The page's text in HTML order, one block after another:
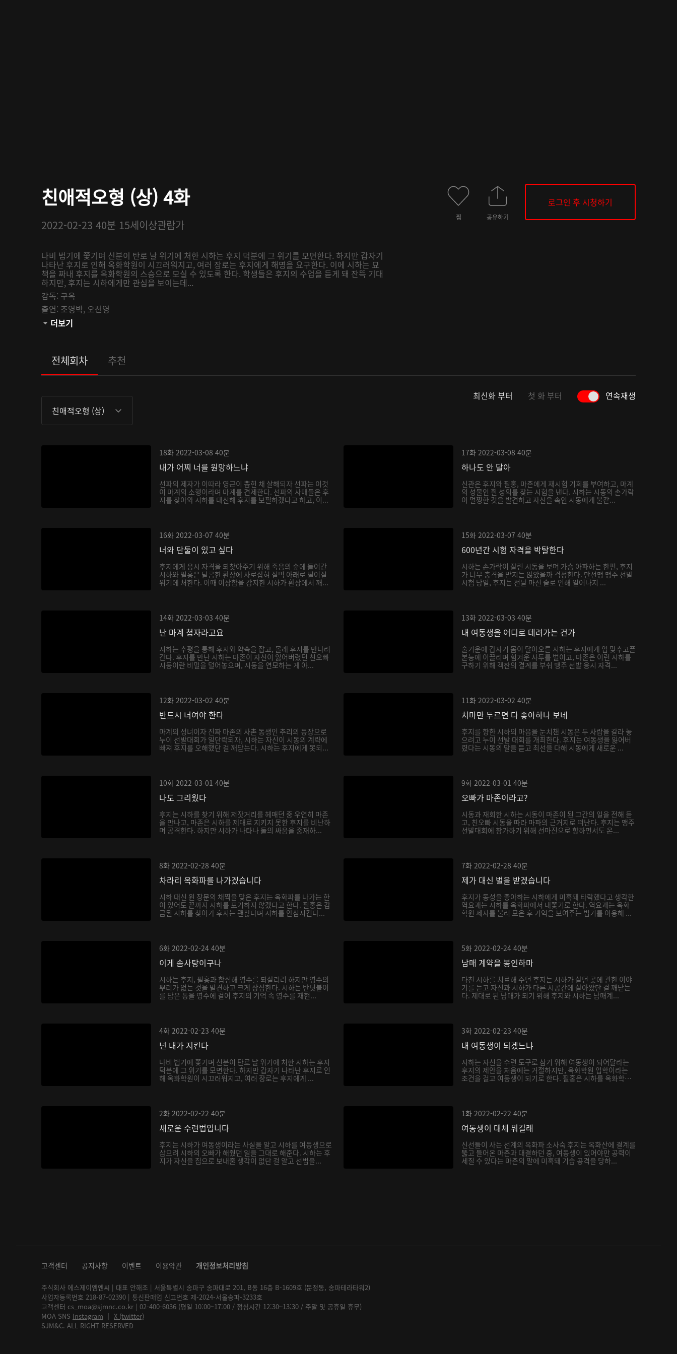
친애적오형 (상) 4화
2022-02-23 40분 15세이상관람가
나비 법기에 쫓기며 신분이 탄로 날 위기에 처한 시하는 후지 덕분에 그 위기를 모면한다. 하지만 갑자기
나타난 후지로 인해 옥화학원이 시끄러워지고, 여러 장로는 후지에게 해명을 요구한다. 이에 시하는 묘
책을 짜내 후지를 옥화학원의 스승으로 모실 수 있도록 한다. 학생들은 후지의 수업을 듣게 돼 잔뜩 기대
하지만, 후지는 시하에게만 관심을 보이는데...
감독: 구옥
출연: 조영박, 오천영
관람등급:
더보기
찜 공유하기
로그인 후 시청하기
전체회차 추천
친애적오형 (상)
최신화 부터 첫 화 부터 연속재생
18화 2022-03-08 40분
내가 어찌 너를 원망하느냐
선파의 제자가 이따라 영근이 뽑힌 채 살해되자 선파는 이것
이 마계의 소행이라며 마계를 견제한다. 선파의 사매들은 후
지를 찾아와 시하를 대신해 후지를 보필하겠다고 하고, 이...
17화 2022-03-08 40분
하나도 안 달아
신관은 후지와 필홍, 마존에게 재시험 기회를 부여하고, 마계
의 성물인 흰 성의를 찾는 시험을 낸다. 시하는 시동의 손가락
이 멀쩡한 것을 발견하고 자신을 속인 시동에게 불같...
16화 2022-03-07 40분
너와 단둘이 있고 싶다
후지에게 응시 자격을 되찾아주기 위해 죽음의 숲에 들어간
시하와 필홍은 달콤한 환상에 사로잡혀 절벽 아래로 떨어질
위기에 처한다. 이때 이상함을 감지한 시하가 환상에서 깨...
15화 2022-03-07 40분
600년간 시험 자격을 박탈한다
시하는 손가락이 잘린 시동을 보며 가슴 아파하는 한편, 후지
가 너무 충격을 받지는 않았을까 걱정한다. 만선맹 맹주 선발
시험 당일, 후지는 전날 마신 술로 인해 일어나지 ...
14화 2022-03-03 40분
난 마계 첩자라고요
시하는 추평을 통해 후지와 약속을 잡고, 몰래 후지를 만나러
간다. 후지를 만난 시하는 마존이 자신이 잃어버렸던 친오빠
시동이란 비밀을 털어놓으며, 시동을 연모하는 게 아...
13화 2022-03-03 40분
내 여동생을 어디로 데려가는 건가
술기운에 갑자기 몸이 달아오른 시하는 후지에게 입 맞추고픈
본능에 이끌리며 힘겨운 사투를 벌이고, 마존은 이런 시하를
구하기 위해 객잔의 결계를 부숴 맹주 선발 응시 자격...
12화 2022-03-02 40분
반드시 너여야 한다
마계의 성녀이자 진짜 마존의 사촌 동생인 추리의 등장으로
누이 선발대회가 일단락되자, 시하는 자신이 시동의 계략에
빠져 후지를 오해했단 걸 깨닫는다. 시하는 후지에게 못되...
11화 2022-03-02 40분
치마만 두르면 다 좋아하나 보네
후지를 향한 시하의 마음을 눈치챈 시동은 두 사람을 갈라 놓
으려고 누이 선발 대회를 개최한다. 후지는 여동생을 잃어버
렸다는 시동의 말을 듣고 최선을 다해 시동에게 새로운 ...
10화 2022-03-01 40분
나도 그리웠다
후지는 시하를 찾기 위해 저잣거리를 헤매던 중 우연히 마존
을 만나고, 마존은 시하를 제대로 지키지 못한 후지를 비난하
며 공격한다. 하지만 시하가 나타나 둘의 싸움을 중재하...
9화 2022-03-01 40분
오빠가 마존이라고?
시동과 재회한 시하는 시동이 마존이 된 그간의 일을 전해 듣
고, 친오빠 시동을 따라 마파의 근거지로 떠난다. 후지는 맹주
선발대회에 참가하기 위해 선마진으로 향하면서도 온...
8화 2022-02-28 40분
차라리 옥화파를 나가겠습니다
시하 대신 원 장문의 채찍을 맞은 후지는 옥화파를 나가는 한
이 있어도 끝까지 시하를 포기하지 않겠다고 한다. 필홍은 감
금된 시하를 찾아가 후지는 괜찮다며 시하를 안심시킨다...
7화 2022-02-28 40분
제가 대신 벌을 받겠습니다
후지가 동성을 좋아하는 시하에게 미혹돼 타락했다고 생각한
역요괘는 시하를 옥화파에서 내쫓기로 한다. 역요괘는 옥화
학원 제자를 불러 모은 후 기억을 보여주는 법기를 이용해 ...
6화 2022-02-24 40분
이게 솜사탕이구나
시하는 후지, 필홍과 합심해 영수를 되살리려 하지만 영수의
뿌리가 없는 것을 발견하고 크게 상심한다. 시하는 반딧불이
를 담은 통을 영수에 걸어 후지의 기억 속 영수를 재현...
5화 2022-02-24 40분
남매 계약을 봉인하마
다친 시하를 치료해 주던 후지는 시하가 살던 곳에 관한 이야
기를 듣고 자신과 시하가 다른 시공간에 살아왔단 걸 깨닫는
다. 제대로 된 남매가 되기 위해 후지와 시하는 남매계...
4화 2022-02-23 40분
넌 내가 지킨다
나비 법기에 쫓기며 신분이 탄로 날 위기에 처한 시하는 후지
덕분에 그 위기를 모면한다. 하지만 갑자기 나타난 후지로 인
해 옥화학원이 시끄러워지고, 여러 장로는 후지에게 ...
3화 2022-02-23 40분
내 여동생이 되겠느냐
시하는 자신을 수련 도구로 삼기 위해 여동생이 되어달라는
후지의 제안을 처음에는 거절하지만, 옥화학원 입학이라는
조건을 걸고 여동생이 되기로 한다. 필홍은 시하를 옥화학
2화 2022-02-22 40분
새로운 수련법입니다
후지는 시하가 여동생이라는 사실을 알고 시하를 여동생으로
삼으려 시하의 오빠가 해줬던 일을 그대로 해준다. 시하는 후
지가 자신을 집으로 보내줄 생각이 없단 걸 알고 선법을...
1화 2022-02-22 40분
여동생이 대체 뭐길래
신선들이 사는 선계의 옥화파 소사숙 후지는 옥화산에 결계를
뚫고 들어온 마존과 대결하던 중, 여동생이 있어야만 공력이
세질 수 있다는 마존의 말에 미혹돼 기습 공격을 당하...
고객센터 공지사항 이벤트 이용약관 개인정보처리방침
주식회사 에스제이엠엔씨 | 대표 안해조 | 서울특별시 송파구 송파대로 201, B동 16층 B-1609호 (문정동, 송파테라타워2)
사업자등록번호 218-87-02390 | 통신판매업 신고번호 제-2024-서울송파-3233호
고객센터 cs_moa@sjmnc.co.kr | 02-400-6036 (평일 10:00~17:00 / 점심시간 12:30~13:30 / 주말 및 공휴일 휴무)
MOA SNS Instagram │ X (twitter)
SJM&C. ALL RIGHT RESERVED